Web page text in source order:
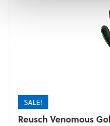
SALE!
Reusch Venomous